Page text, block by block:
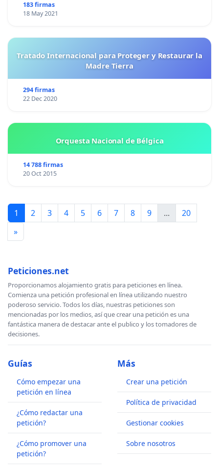
183 firmas
18 May 2021
Tratado Internacional para Proteger y Restaurar la
Madre Tierra
294 firmas
22 Dec 2020
Orquesta Nacional de Bélgica
14 788 firmas
20 Oct 2015
1 2 3 4 5 6 7 8 9 ...
20
»
Peticiones.net
Proporcionamos alojamiento gratis para peticiones en línea.
Comienza una petición profesional en línea utilizando nuestro
poderoso servicio. Todos los días, nuestras peticiones son
mencionadas por los medios, así que crear una petición es una
fantástica manera de destacar ante el publico y los tomadores de
decisiones.
Guías
Cómo empezar una
petición en línea
¿Cómo redactar una
petición?
¿Cómo promover una
petición?
Más
Crear una petición
Política de privacidad
Gestionar cookies
Sobre nosotros